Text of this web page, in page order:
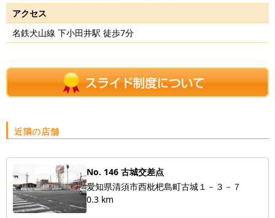
アクセス
名鉄犬山線 下小田井駅 徒歩7分
近隣の店舗
No. 146 古城交差点
愛知県清須市西枇杷島町古城１－３－７
0.3 km